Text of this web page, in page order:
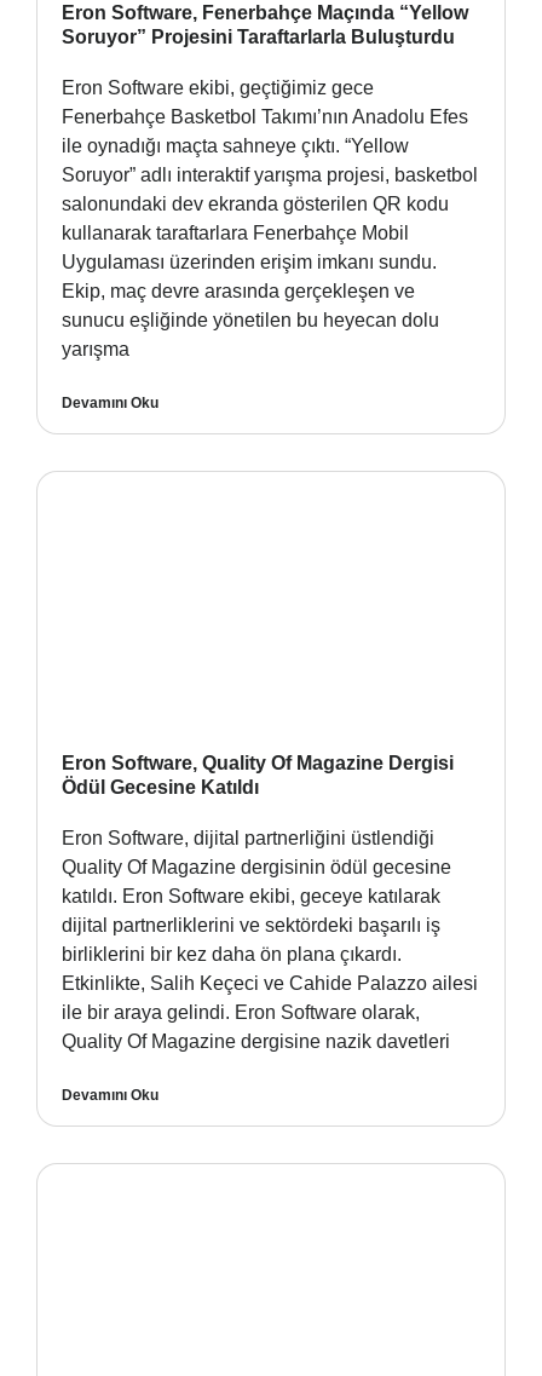
Eron Software, Fenerbahçe Maçında “Yellow
Soruyor” Projesini Taraftarlarla Buluşturdu
Eron Software ekibi, geçtiğimiz gece
Fenerbahçe Basketbol Takımı’nın Anadolu Efes
ile oynadığı maçta sahneye çıktı. “Yellow
Soruyor” adlı interaktif yarışma projesi, basketbol
salonundaki dev ekranda gösterilen QR kodu
kullanarak taraftarlara Fenerbahçe Mobil
Uygulaması üzerinden erişim imkanı sundu.
Ekip, maç devre arasında gerçekleşen ve
sunucu eşliğinde yönetilen bu heyecan dolu
yarışma
Devamını Oku
Eron Software, Quality Of Magazine Dergisi
Ödül Gecesine Katıldı
Eron Software, dijital partnerliğini üstlendiği
Quality Of Magazine dergisinin ödül gecesine
katıldı. Eron Software ekibi, geceye katılarak
dijital partnerliklerini ve sektördeki başarılı iş
birliklerini bir kez daha ön plana çıkardı.
Etkinlikte, Salih Keçeci ve Cahide Palazzo ailesi
ile bir araya gelindi. Eron Software olarak,
Quality Of Magazine dergisine nazik davetleri
Devamını Oku